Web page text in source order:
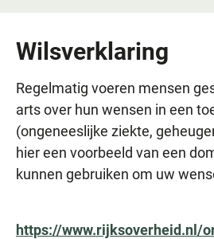
Wilsverklaring
Regelmatig voeren mensen
arts over hun wensen in een
(ongeneeslijke ziekte,
hier een voorbeeld van een
kunnen gebruiken om uw
https://www.rijksoverheid.nl/